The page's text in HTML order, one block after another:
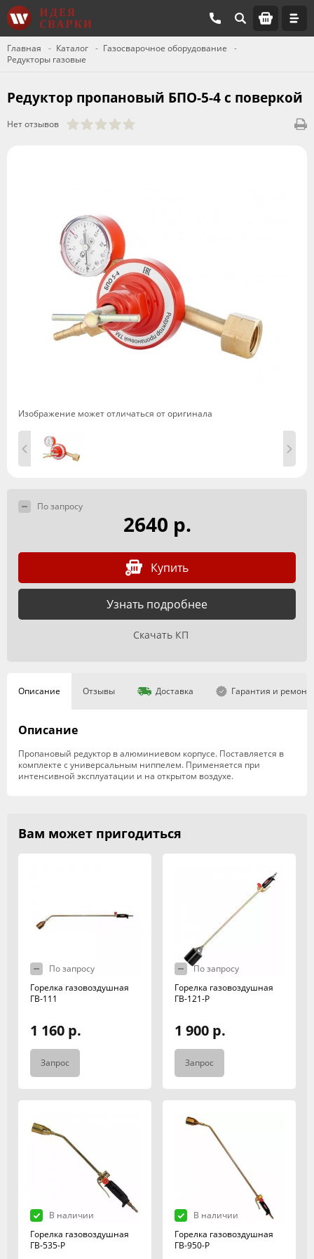
Главная Каталог
Газосварочное оборудование
Редукторы газовые
Редуктор пропановый БПО-5-4 с поверкой
Нет отзывов
Изображение может отличаться от оригинала
По запросу
2640 р.
Купить
Узнать подробнее
Скачать КП
Описание Отзывы Доставка Гарантия и ремонт
Описание
Пропановый редуктор в алюминиевом корпусе. Поставляется в
комплекте с универсальным ниппелем. Применяется при
интенсивной эксплуатации и на открытом воздухе.
Вам может пригодиться
По запросу
Горелка газовоздушная
ГВ-111
1 160 р.
Запрос
По запросу
Горелка газовоздушная
ГВ-121-Р
1 900 р.
Запрос
В наличии
Горелка газовоздушная
ГВ-535-Р
В наличии
Горелка газовоздушная
ГВ-950-Р